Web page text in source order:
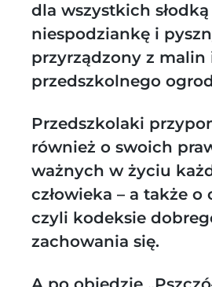
dla wszystkich słodką
niespodziankę i
przyrządzony z malin
przedszkolnego
Przedszkolaki
również o swoich
ważnych w życiu
człowieka – a także
czyli kodeksie
zachowania się.